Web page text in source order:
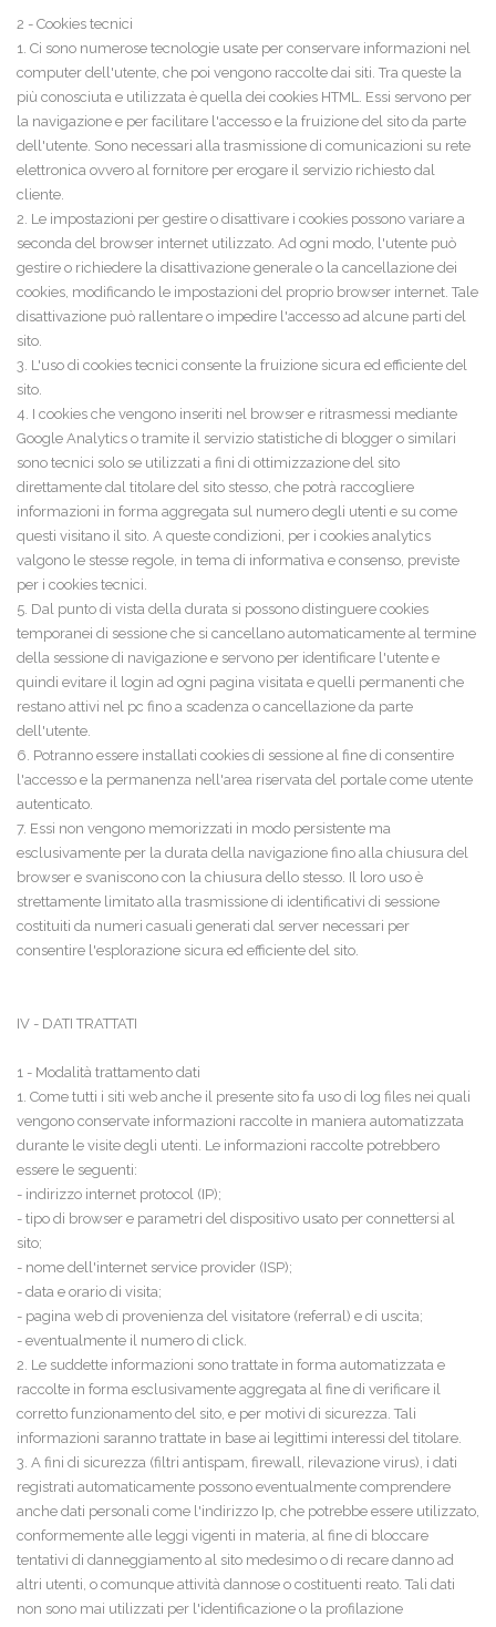
2 - Cookies tecnici
1. Ci sono numerose tecnologie usate per conservare informazioni nel
computer dell'utente, che poi vengono raccolte dai siti. Tra queste la
più conosciuta e utilizzata è quella dei cookies HTML. Essi servono per
la navigazione e per facilitare l'accesso e la fruizione del sito da parte
dell'utente. Sono necessari alla trasmissione di comunicazioni su rete
elettronica ovvero al fornitore per erogare il servizio richiesto dal
cliente.
2. Le impostazioni per gestire o disattivare i cookies possono variare a
seconda del browser internet utilizzato. Ad ogni modo, l'utente può
gestire o richiedere la disattivazione generale o la cancellazione dei
cookies, modificando le impostazioni del proprio browser internet. Tale
disattivazione può rallentare o impedire l'accesso ad alcune parti del
sito.
3. L'uso di cookies tecnici consente la fruizione sicura ed efficiente del
sito.
4. I cookies che vengono inseriti nel browser e ritrasmessi mediante
Google Analytics o tramite il servizio statistiche di blogger o similari
sono tecnici solo se utilizzati a fini di ottimizzazione del sito
direttamente dal titolare del sito stesso, che potrà raccogliere
informazioni in forma aggregata sul numero degli utenti e su come
questi visitano il sito. A queste condizioni, per i cookies analytics
valgono le stesse regole, in tema di informativa e consenso, previste
per i cookies tecnici.
5. Dal punto di vista della durata si possono distinguere cookies
temporanei di sessione che si cancellano automaticamente al termine
della sessione di navigazione e servono per identificare l'utente e
quindi evitare il login ad ogni pagina visitata e quelli permanenti che
restano attivi nel pc fino a scadenza o cancellazione da parte
dell'utente.
6. Potranno essere installati cookies di sessione al fine di consentire
l'accesso e la permanenza nell'area riservata del portale come utente
autenticato.
7. Essi non vengono memorizzati in modo persistente ma
esclusivamente per la durata della navigazione fino alla chiusura del
browser e svaniscono con la chiusura dello stesso. Il loro uso è
strettamente limitato alla trasmissione di identificativi di sessione
costituiti da numeri casuali generati dal server necessari per
consentire l'esplorazione sicura ed efficiente del sito.
IV - DATI TRATTATI
1 - Modalità trattamento dati
1. Come tutti i siti web anche il presente sito fa uso di log files nei quali
vengono conservate informazioni raccolte in maniera automatizzata
durante le visite degli utenti. Le informazioni raccolte potrebbero
essere le seguenti:
- indirizzo internet protocol (IP);
- tipo di browser e parametri del dispositivo usato per connettersi al
sito;
- nome dell'internet service provider (ISP);
- data e orario di visita;
- pagina web di provenienza del visitatore (referral) e di uscita;
- eventualmente il numero di click.
2. Le suddette informazioni sono trattate in forma automatizzata e
raccolte in forma esclusivamente aggregata al fine di verificare il
corretto funzionamento del sito, e per motivi di sicurezza. Tali
informazioni saranno trattate in base ai legittimi interessi del titolare.
3. A fini di sicurezza (filtri antispam, firewall, rilevazione virus), i dati
registrati automaticamente possono eventualmente comprendere
anche dati personali come l'indirizzo Ip, che potrebbe essere utilizzato,
conformemente alle leggi vigenti in materia, al fine di bloccare
tentativi di danneggiamento al sito medesimo o di recare danno ad
altri utenti, o comunque attività dannose o costituenti reato. Tali dati
non sono mai utilizzati per l'identificazione o la profilazione